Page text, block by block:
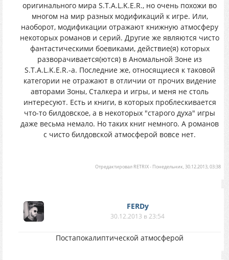
оригинального мира S.T.A.L.K.E.R., но очень похожи во
многом на мир разных модификаций к игре. Или,
наоборот, модификации отражают книжную атмосферу
некоторых романов и серий. Другие же являются чисто
фантастическими боевиками, действие(я) которых
разворачивается(ются) в Аномальной Зоне из
S.T.A.L.K.E.R.-a. Последние же, относящиеся к таковой
категории не отражают в отличии от прочих видение
авторами Зоны, Сталкера и игры, и меня не столь
интересуют. Есть и книги, в которых проблескивается
что-то билдовское, а в некоторых "старого духа" игры
даже весьма немало. Но таких книг немного. А романов
с чисто билдовской атмосферой вовсе нет.
Отредактировал RETRIX- Понедельник, 30.12.2013, 03:38
FERDy
30.12.2013 в 23:54
Постапокалиптической атмосферой